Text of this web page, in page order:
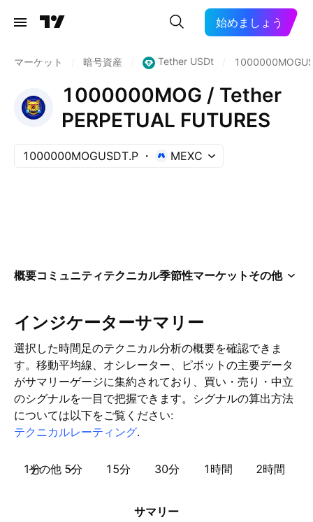
始めましょう
マーケット 暗号資産 Tether USDt
1000000MOG / Tether
PERPETUAL FUTURES
1000000MOGUSDT.P MEXC
概要コミュニティテクニカル季節性マーケット その他
インジケーターサマリー
選択した時間足のテクニカル分析の概要を確認できま
す。移動平均線、オシレーター、ピボットの主要データ
がサマリーゲージに集約されており、買い・売り・中立
のシグナルを一目で把握できます。シグナルの算出方法
については以下をご覧ください:
テクニカルレーティング.
1分 5分 15分 30分 1時間 2時間
その他
サマリー